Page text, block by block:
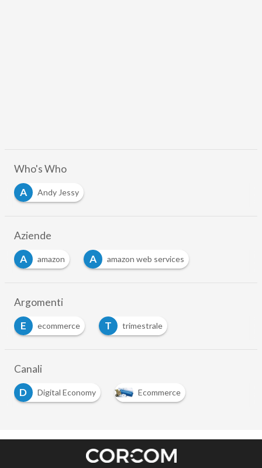
Who's Who
A
Andy Jessy
Aziende
A
amazon A amazon web services
Argomenti
E
ecommerce T trimestrale
Canali
D
Digital Economy Ecommerce